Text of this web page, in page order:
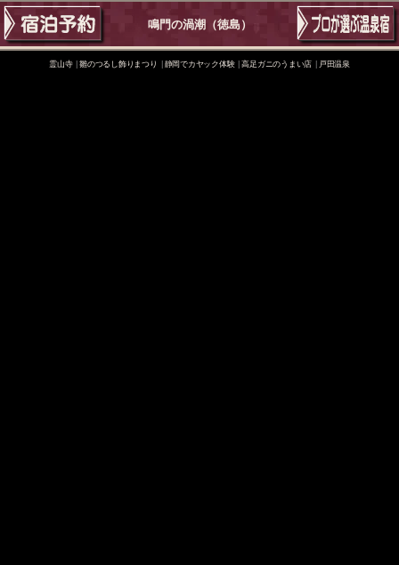
鳴門の渦潮（徳島）
霊山寺 雛のつるし飾りまつり 静岡でカヤック体験 高足ガニのうまい店 戸田温泉